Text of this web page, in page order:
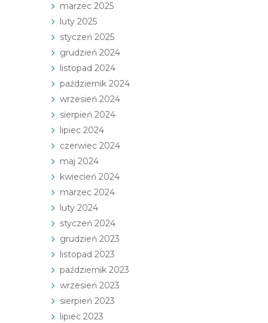
marzec 2025
luty 2025
styczeń 2025
grudzień 2024
listopad 2024
październik 2024
wrzesień 2024
sierpień 2024
lipiec 2024
czerwiec 2024
maj 2024
kwiecień 2024
marzec 2024
luty 2024
styczeń 2024
grudzień 2023
listopad 2023
październik 2023
wrzesień 2023
sierpień 2023
lipiec 2023